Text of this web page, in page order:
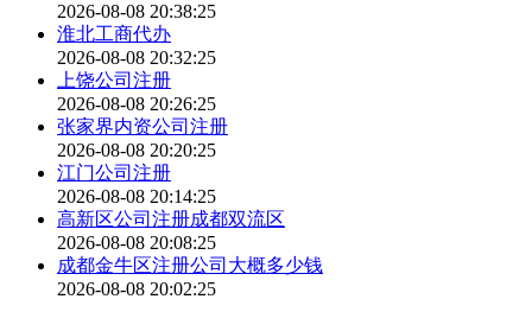
2026-08-08 20:38:25
淮北工商代办
2026-08-08 20:32:25
上饶公司注册
2026-08-08 20:26:25
张家界内资公司注册
2026-08-08 20:20:25
江门公司注册
2026-08-08 20:14:25
高新区公司注册成都双流区
2026-08-08 20:08:25
成都金牛区注册公司大概多少钱
2026-08-08 20:02:25